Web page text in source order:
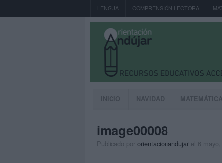
LENGUA COMPRENSIÓN LECTORA
INICIO NAVIDAD
image00008
Publicado por orientacionandujar el 6 mayo,